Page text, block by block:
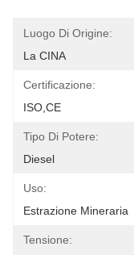
Luogo Di Origine:
La CINA
Certificazione:
ISO,CE
Tipo Di Potere:
Diesel
Uso:
Estrazione Mineraria
Tensione: